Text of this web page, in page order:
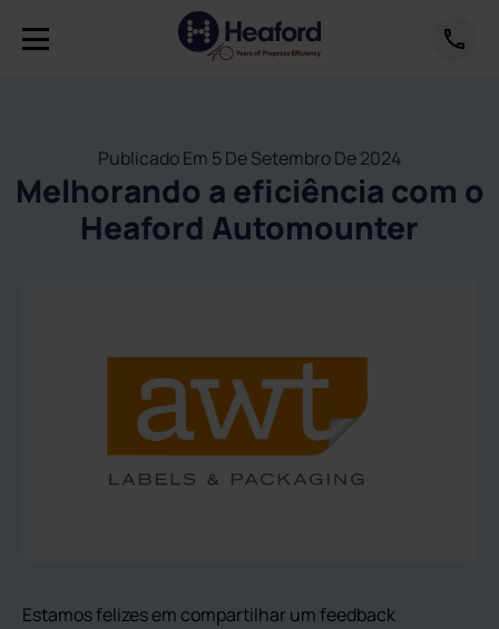
Publicado Em 5 De Setembro De 2024
Melhorando a eficiência com o
Heaford Automounter
Estamos felizes em compartilhar um feedback